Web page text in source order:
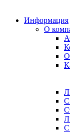
Информация
О